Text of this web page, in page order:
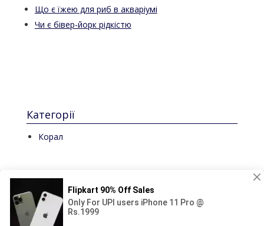
Що є їжею для риб в акваріумі
Чи є бівер-йорк рідкістю
Категорії
Корал